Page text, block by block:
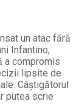
un atac fără
Infantino,
a compromis
lipsite de
Câștigătorul
putea scrie